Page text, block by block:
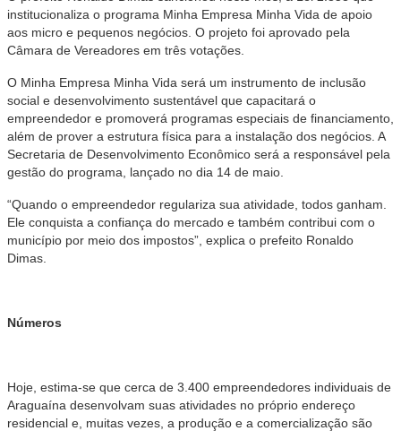
institucionaliza o programa Minha Empresa Minha Vida de apoio
aos micro e pequenos negócios. O projeto foi aprovado pela
Câmara de Vereadores em três votações.
O Minha Empresa Minha Vida será um instrumento de inclusão
social e desenvolvimento sustentável que capacitará o
empreendedor e promoverá programas especiais de financiamento,
além de prover a estrutura física para a instalação dos negócios. A
Secretaria de Desenvolvimento Econômico será a responsável pela
gestão do programa, lançado no dia 14 de maio.
“Quando o empreendedor regulariza sua atividade, todos ganham.
Ele conquista a confiança do mercado e também contribui com o
município por meio dos impostos”, explica o prefeito Ronaldo
Dimas.
Números
Hoje, estima-se que cerca de 3.400 empreendedores individuais de
Araguaína desenvolvam suas atividades no próprio endereço
residencial e, muitas vezes, a produção e a comercialização são